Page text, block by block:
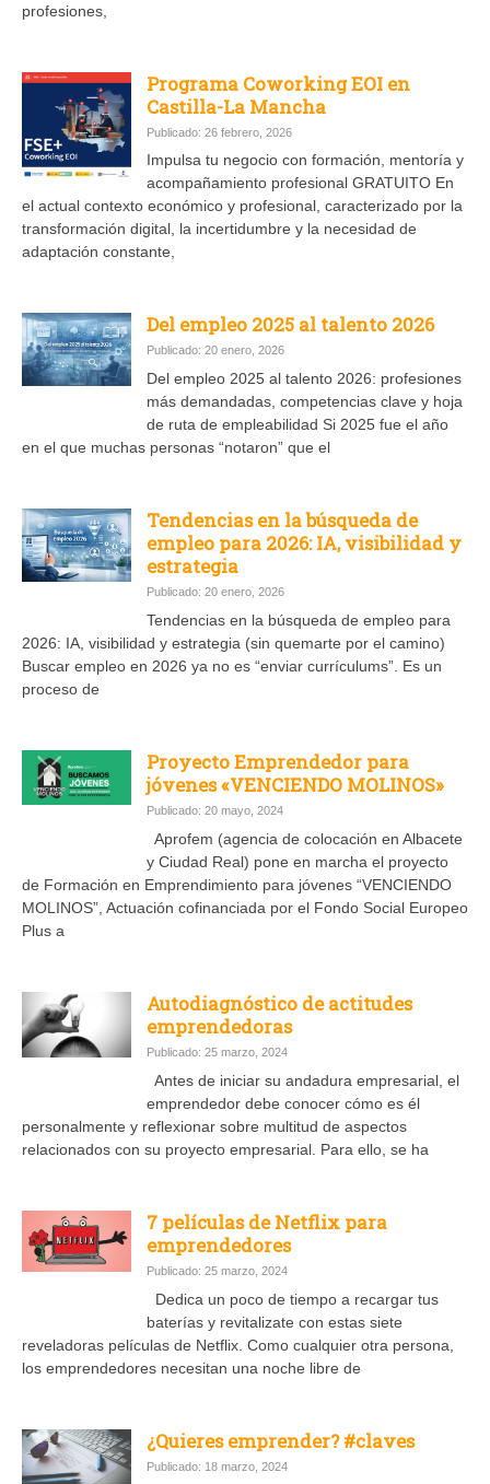
profesiones,
Programa Coworking EOI en
Castilla-La Mancha
Publicado: 26 febrero, 2026
Impulsa tu negocio con formación, mentoría y
acompañamiento profesional GRATUITO En
el actual contexto económico y profesional, caracterizado por la
transformación digital, la incertidumbre y la necesidad de
adaptación constante,
Del empleo 2025 al talento 2026
Publicado: 20 enero, 2026
Del empleo 2025 al talento 2026: profesiones
más demandadas, competencias clave y hoja
de ruta de empleabilidad Si 2025 fue el año
en el que muchas personas “notaron” que el
Tendencias en la búsqueda de
empleo para 2026: IA, visibilidad y
estrategia
Publicado: 20 enero, 2026
Tendencias en la búsqueda de empleo para
2026: IA, visibilidad y estrategia (sin quemarte por el camino)
Buscar empleo en 2026 ya no es “enviar currículums”. Es un
proceso de
Proyecto Emprendedor para
jóvenes «VENCIENDO MOLINOS»
Publicado: 20 mayo, 2024
Aprofem (agencia de colocación en Albacete
y Ciudad Real) pone en marcha el proyecto
de Formación en Emprendimiento para jóvenes “VENCIENDO
MOLINOS”, Actuación cofinanciada por el Fondo Social Europeo
Plus a
Autodiagnóstico de actitudes
emprendedoras
Publicado: 25 marzo, 2024
Antes de iniciar su andadura empresarial, el
emprendedor debe conocer cómo es él
personalmente y reflexionar sobre multitud de aspectos
relacionados con su proyecto empresarial. Para ello, se ha
7 películas de Netflix para
emprendedores
Publicado: 25 marzo, 2024
Dedica un poco de tiempo a recargar tus
baterías y revitalizate con estas siete
reveladoras películas de Netflix. Como cualquier otra persona,
los emprendedores necesitan una noche libre de
¿Quieres emprender? #claves
Publicado: 18 marzo, 2024